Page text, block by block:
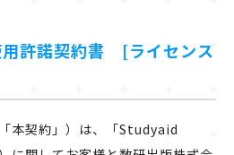
許諾契約書 [ライセンス
本契約」）は、「Studyaid